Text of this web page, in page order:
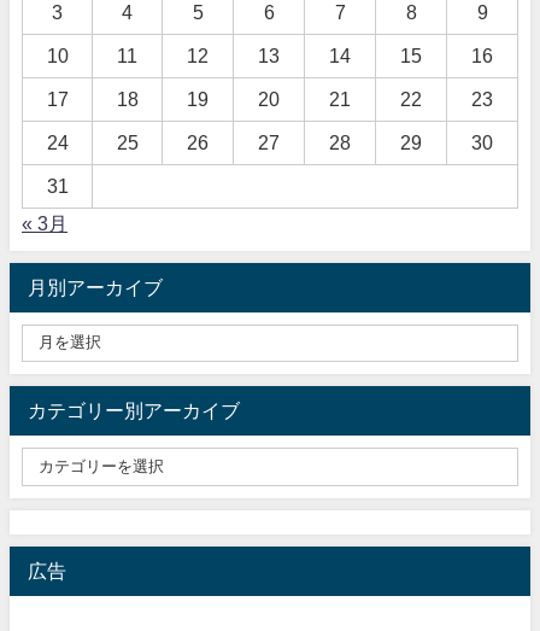
3 4 5 6 7 8 9
10 11 12 13 14 15 16
17 18 19 20 21 22 23
24 25 26 27 28 29 30
31
« 3月
月別アーカイブ
カテゴリー別アーカイブ
広告